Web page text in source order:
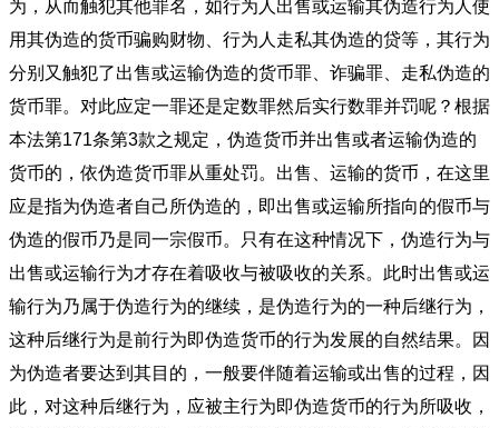
为，从而触犯其他罪名，如行为人出售或运输其伪造行为人使
用其伪造的货币骗购财物、行为人走私其伪造的贷等，其行为
分别又触犯了出售或运输伪造的货币罪、诈骗罪、走私伪造的
货币罪。对此应定一罪还是定数罪然后实行数罪并罚呢？根据
本法第171条第3款之规定，伪造货币并出售或者运输伪造的
货币的，依伪造货币罪从重处罚。出售、运输的货币，在这里
应是指为伪造者自己所伪造的，即出售或运输所指向的假币与
伪造的假币乃是同一宗假币。只有在这种情况下，伪造行为与
出售或运输行为才存在着吸收与被吸收的关系。此时出售或运
输行为乃属于伪造行为的继续，是伪造行为的一种后继行为，
这种后继行为是前行为即伪造货币的行为发展的自然结果。因
为伪造者要达到其目的，一般要伴随着运输或出售的过程，因
此，对这种后继行为，应被主行为即伪造货币的行为所吸收，